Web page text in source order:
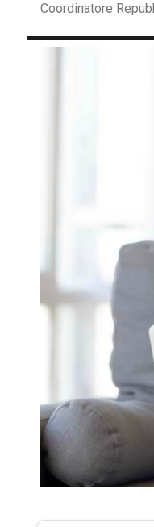
Coordinatore